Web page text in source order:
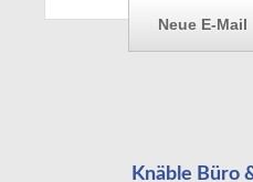
Knäble Büro